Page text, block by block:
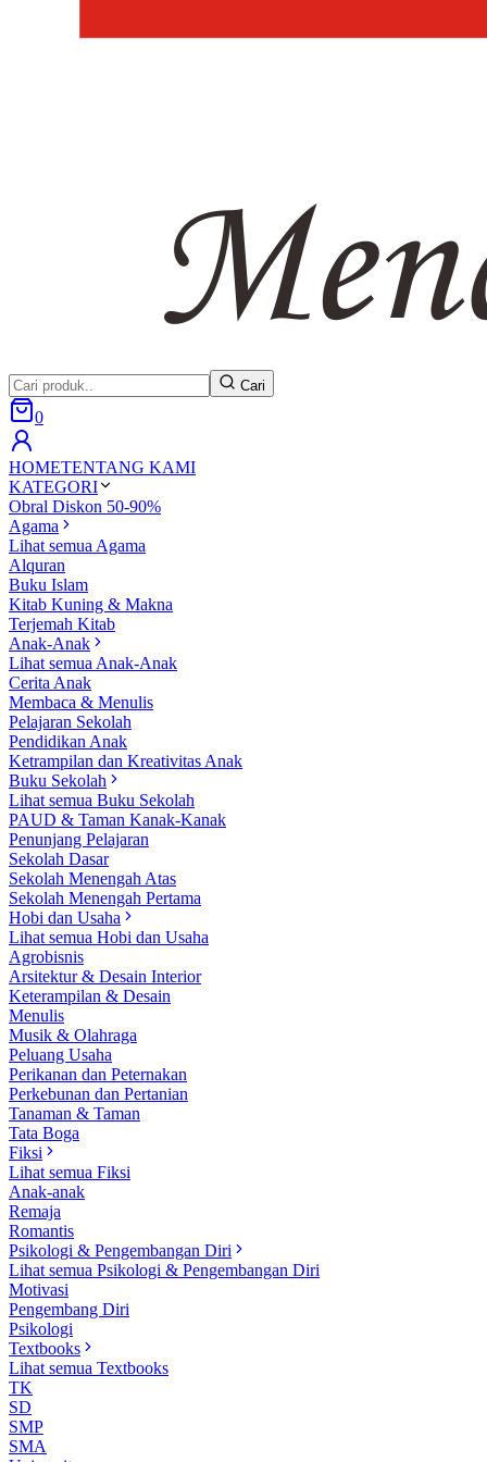
Cari
0
HOMETENTANG KAMI
KATEGORI
Obral Diskon 50-90%
Agama
Lihat semua Agama
Alquran
Buku Islam
Kitab Kuning & Makna
Terjemah Kitab
Anak-Anak
Lihat semua Anak-Anak
Cerita Anak
Membaca & Menulis
Pelajaran Sekolah
Pendidikan Anak
Ketrampilan dan Kreativitas Anak
Buku Sekolah
Lihat semua Buku Sekolah
PAUD & Taman Kanak-Kanak
Penunjang Pelajaran
Sekolah Dasar
Sekolah Menengah Atas
Sekolah Menengah Pertama
Hobi dan Usaha
Lihat semua Hobi dan Usaha
Agrobisnis
Arsitektur & Desain Interior
Keterampilan & Desain
Menulis
Musik & Olahraga
Peluang Usaha
Perikanan dan Peternakan
Perkebunan dan Pertanian
Tanaman & Taman
Tata Boga
Fiksi
Lihat semua Fiksi
Anak-anak
Remaja
Romantis
Psikologi & Pengembangan Diri
Lihat semua Psikologi & Pengembangan Diri
Motivasi
Pengembang Diri
Psikologi
Textbooks
Lihat semua Textbooks
TK
SD
SMP
SMA